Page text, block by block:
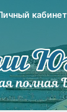
кабинет